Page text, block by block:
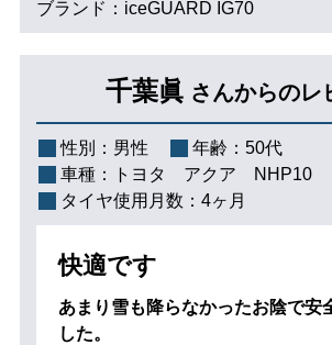
ブランド：iceGUARD IG70
千葉眞 さんからのレ
性別： 男性 年齢： 50代
車種：
トヨタ アクア NHP10
タイヤ使用月数： 4ヶ月
快適です
あまり雪も降らなかったお陰で安
した。